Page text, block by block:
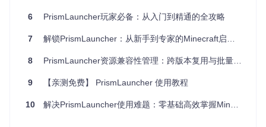
径实现，相关代码位于launcher/java/JavaChecker.cp
6 PrismLauncher玩家必备：从入门到精通的全攻略
7 解锁PrismLauncher：从新手到专家的Minecraft启动器全攻略
8 PrismLauncher资源兼容性管理：跨版本复用与批量处理指南
9 【亲测免费】 PrismLauncher 使用教程
10 解决PrismLauncher使用难题：零基础高效掌握Minecraft启动器解决方案